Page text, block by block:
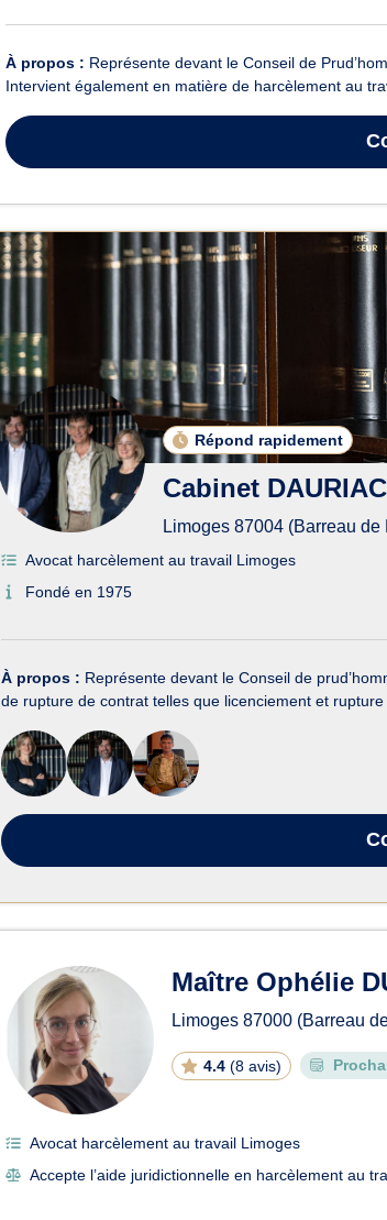
À propos : Représente devant le Conseil de
Intervient également en matière de harcèlement au
Répond rapidement
Cabinet
Limoges 87004 (Barreau de
Avocat harcèlement au travail Limoges
Fondé en 1975
À propos : Représente devant le Conseil de
de rupture de contrat telles que licenciement et rupture
Maître Ophélie
Limoges 87000 (Barreau
4.4 (8 avis)
Avocat harcèlement au travail Limoges
Accepte l’aide juridictionnelle en harcèlement au